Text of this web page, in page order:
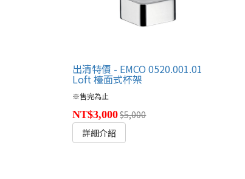
出清特價 - EMCO 0520.001.01
Loft 檯面式杯架
※售完為止
NT$3,000$5,000
詳細介紹